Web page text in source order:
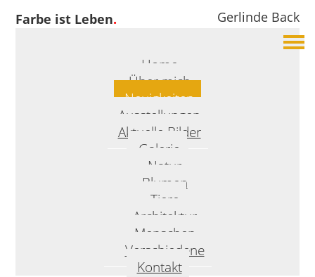
Farbe ist Leben. Gerlinde Back
Home
Über mich
Neuigkeiten
Ausstellungen
Aktuelle Bilder
Galerie
Natur
Blumen
Tiere
Architektur
Menschen
Verschiedene
Kontakt